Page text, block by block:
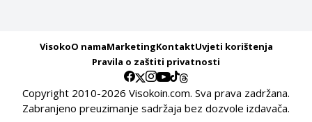
VisokoO namaMarketingKontaktUvjeti korištenja
Pravila o zaštiti privatnosti
Copyright 2010-2026 Visokoin.com. Sva prava zadržana.
Zabranjeno preuzimanje sadržaja bez dozvole izdavača.